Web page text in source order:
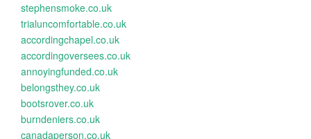
stephensmoke.co.uk
trialuncomfortable.co.uk
accordingchapel.co.uk
accordingoversees.co.uk
annoyingfunded.co.uk
belongsthey.co.uk
bootsrover.co.uk
burndeniers.co.uk
canadaperson.co.uk